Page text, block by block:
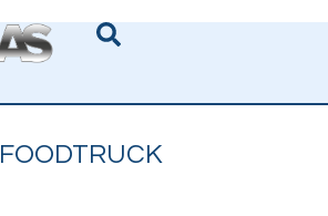
FOODTRUCK